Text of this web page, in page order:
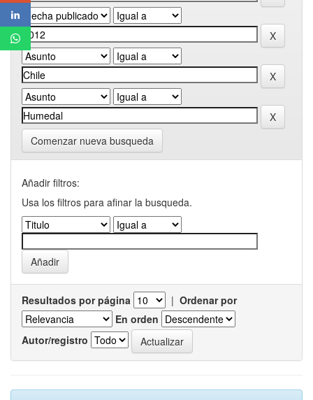
Comenzar nueva busqueda
Añadir filtros:
Usa los filtros para afinar la busqueda.
Resultados por página | Ordenar por
En orden
Autor/registro